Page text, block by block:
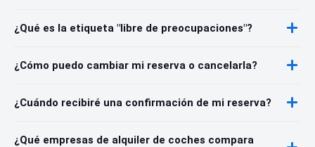
¿Qué es la etiqueta "libre de preocupaciones"?
¿Cómo puedo cambiar mi reserva o cancelarla?
¿Cuándo recibiré una confirmación de mi reserva?
¿Qué empresas de alquiler de coches compara